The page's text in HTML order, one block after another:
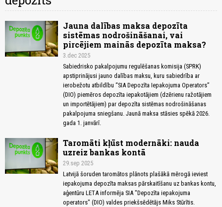
Jauna dalības maksa depozīta
sistēmas nodrošināšanai, vai
pircējiem mainās depozīta maksa?
3.dec 2025
Sabiedrisko pakalpojumu regulēšanas komisija (SPRK)
apstiprinājusi jauno dalības maksu, kuru sabiedrība ar
ierobežotu atbildību “SIA Depozīta Iepakojuma Operators”
(DIO) piemēros depozīta iepakotājiem (dzērienu ražotājiem
un importētājiem) par depozīta sistēmas nodrošināšanas
pakalpojuma sniegšanu. Jaunā maksa stāsies spēkā 2026.
gada 1. janvārī.
Taromāti kļūst modernāki: nauda
uzreiz bankas kontā
29.sep 2025
Latvijā šoruden taromātos plānots plašākā mērogā ieviest
iepakojuma depozīta maksas pārskaitīšanu uz bankas kontu,
aģentūru LETA informēja SIA "Depozīta iepakojuma
operators" (DIO) valdes priekšsēdētājs Miks Stūrītis.